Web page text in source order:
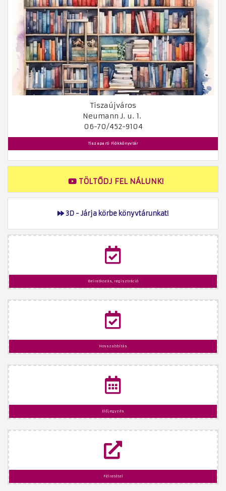
Tiszaújváros
Neumann J. u. 1.
06-70/452-9104
Tiszaparti Fiókkönyvtár
TÖLTŐDJ FEL NÁLUNK!
3D - Járja körbe könyvtárunkat!
Beiratkozás, regisztráció
Hosszabbítás
Előjegyzés
Félretétel